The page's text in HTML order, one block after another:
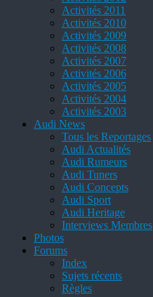
Activités 2011
Activités 2010
Activités 2009
Activités 2008
Activités 2007
Activités 2006
Activités 2005
Activités 2004
Activités 2003
Audi News
Tous les Reportages
Audi Actualités
Audi Rumeurs
Audi Tuners
Audi Concepts
Audi Sport
Audi Heritage
Interviews Membres
Photos
Forums
Index
Sujets récents
Règles